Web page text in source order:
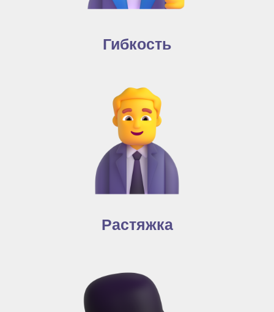
Гибкость
Растяжка